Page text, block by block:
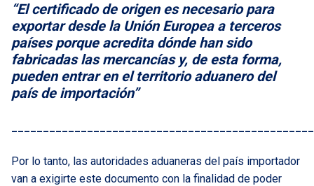
“El certificado de origen es necesario para
exportar desde la Unión Europea a terceros
países porque acredita dónde han sido
fabricadas las mercancías y, de esta forma,
pueden entrar en el territorio aduanero del
país de importación”
Por lo tanto, las autoridades aduaneras del país importador
van a exigirte este documento con la finalidad de poder